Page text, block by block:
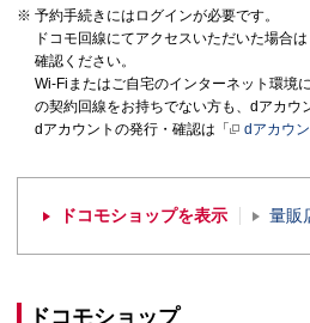
予約手続きにはログインが必要です。
ドコモ回線にてアクセスいただいた場合
確認ください。
Wi-Fiまたはご自宅のインターネット環境
の契約回線をお持ちでない方も、dアカウ
dアカウントの発行・確認は「
dアカウ
ドコモショップを表示 量販
ドコモショップ